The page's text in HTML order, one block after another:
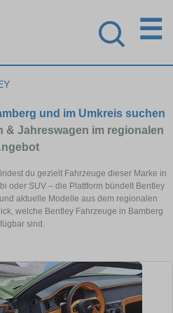
☰
und im Umkreis suchen
& Jahreswagen im regionalen
du gezielt Fahrzeuge dieser Marke in
oder SUV – die Plattform bündelt Bentley
aktuelle Modelle aus dem regionalen
welche Bentley Fahrzeuge in Bamberg
sind.